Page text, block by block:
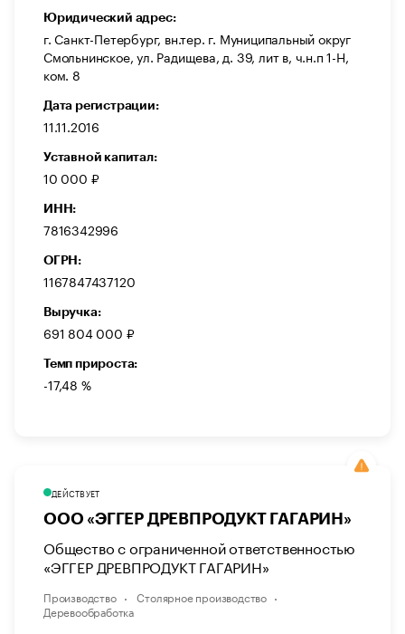
Юридический адрес:
г. Санкт-Петербург, вн.тер. г. Муниципальный округ
Смольнинское, ул. Радищева, д. 39, лит в, ч.н.п 1-Н,
ком. 8
Дата регистрации:
11.11.2016
Уставной капитал:
10 000 ₽
ИНН:
7816342996
ОГРН:
1167847437120
Выручка:
691 804 000 ₽
Темп прироста:
-17,48 %
ДЕЙСТВУЕТ
ООО «ЭГГЕР ДРЕВПРОДУКТ ГАГАРИН»
Общество с ограниченной ответственностью
«ЭГГЕР ДРЕВПРОДУКТ ГАГАРИН»
Производство
Столярное производство
Деревообработка